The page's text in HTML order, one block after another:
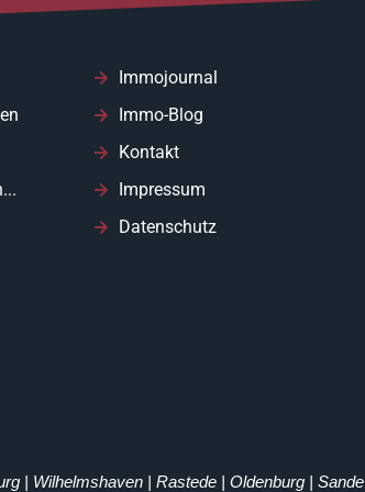
Immojournal
Immo-Blog
Kontakt
Impressum
Datenschutz
| Wilhelmshaven | Rastede | Oldenburg | Sande